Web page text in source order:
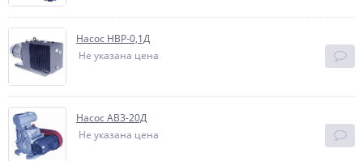
Насос НВР-0,1Д
Не указана цена
Насос АВ3-20Д
Не указана цена